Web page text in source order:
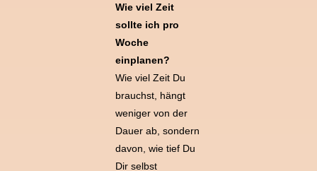
Wie viel Zeit
sollte ich pro
Woche
einplanen?
Wie viel Zeit Du
brauchst, hängt
weniger von der
Dauer ab, sondern
davon, wie tief Du
Dir selbst